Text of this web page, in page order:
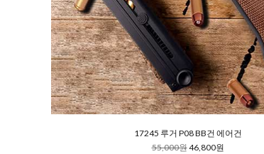
17245 루거 P08 BB건 에어건
55,000원46,800원